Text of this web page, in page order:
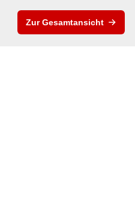
Zur Gesamtansicht